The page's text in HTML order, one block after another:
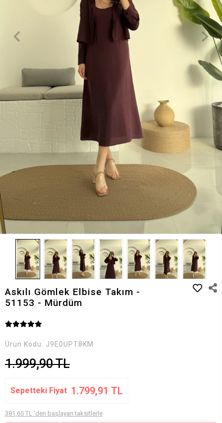
Askılı Gömlek Elbise Takım -
51153 - Mürdüm
Ürün Kodu: J9E0UPT8KM
1.999,90 TL
Sepetteki Fiyat 1.799,91 TL
381,65 TL 'den başlayan taksitlerle